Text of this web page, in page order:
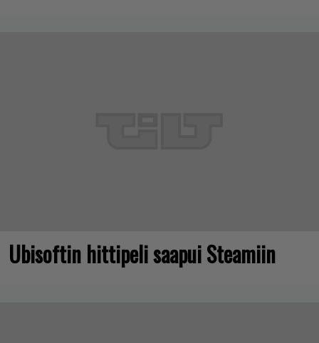
Ubisoftin hittipeli saapui Steamiin